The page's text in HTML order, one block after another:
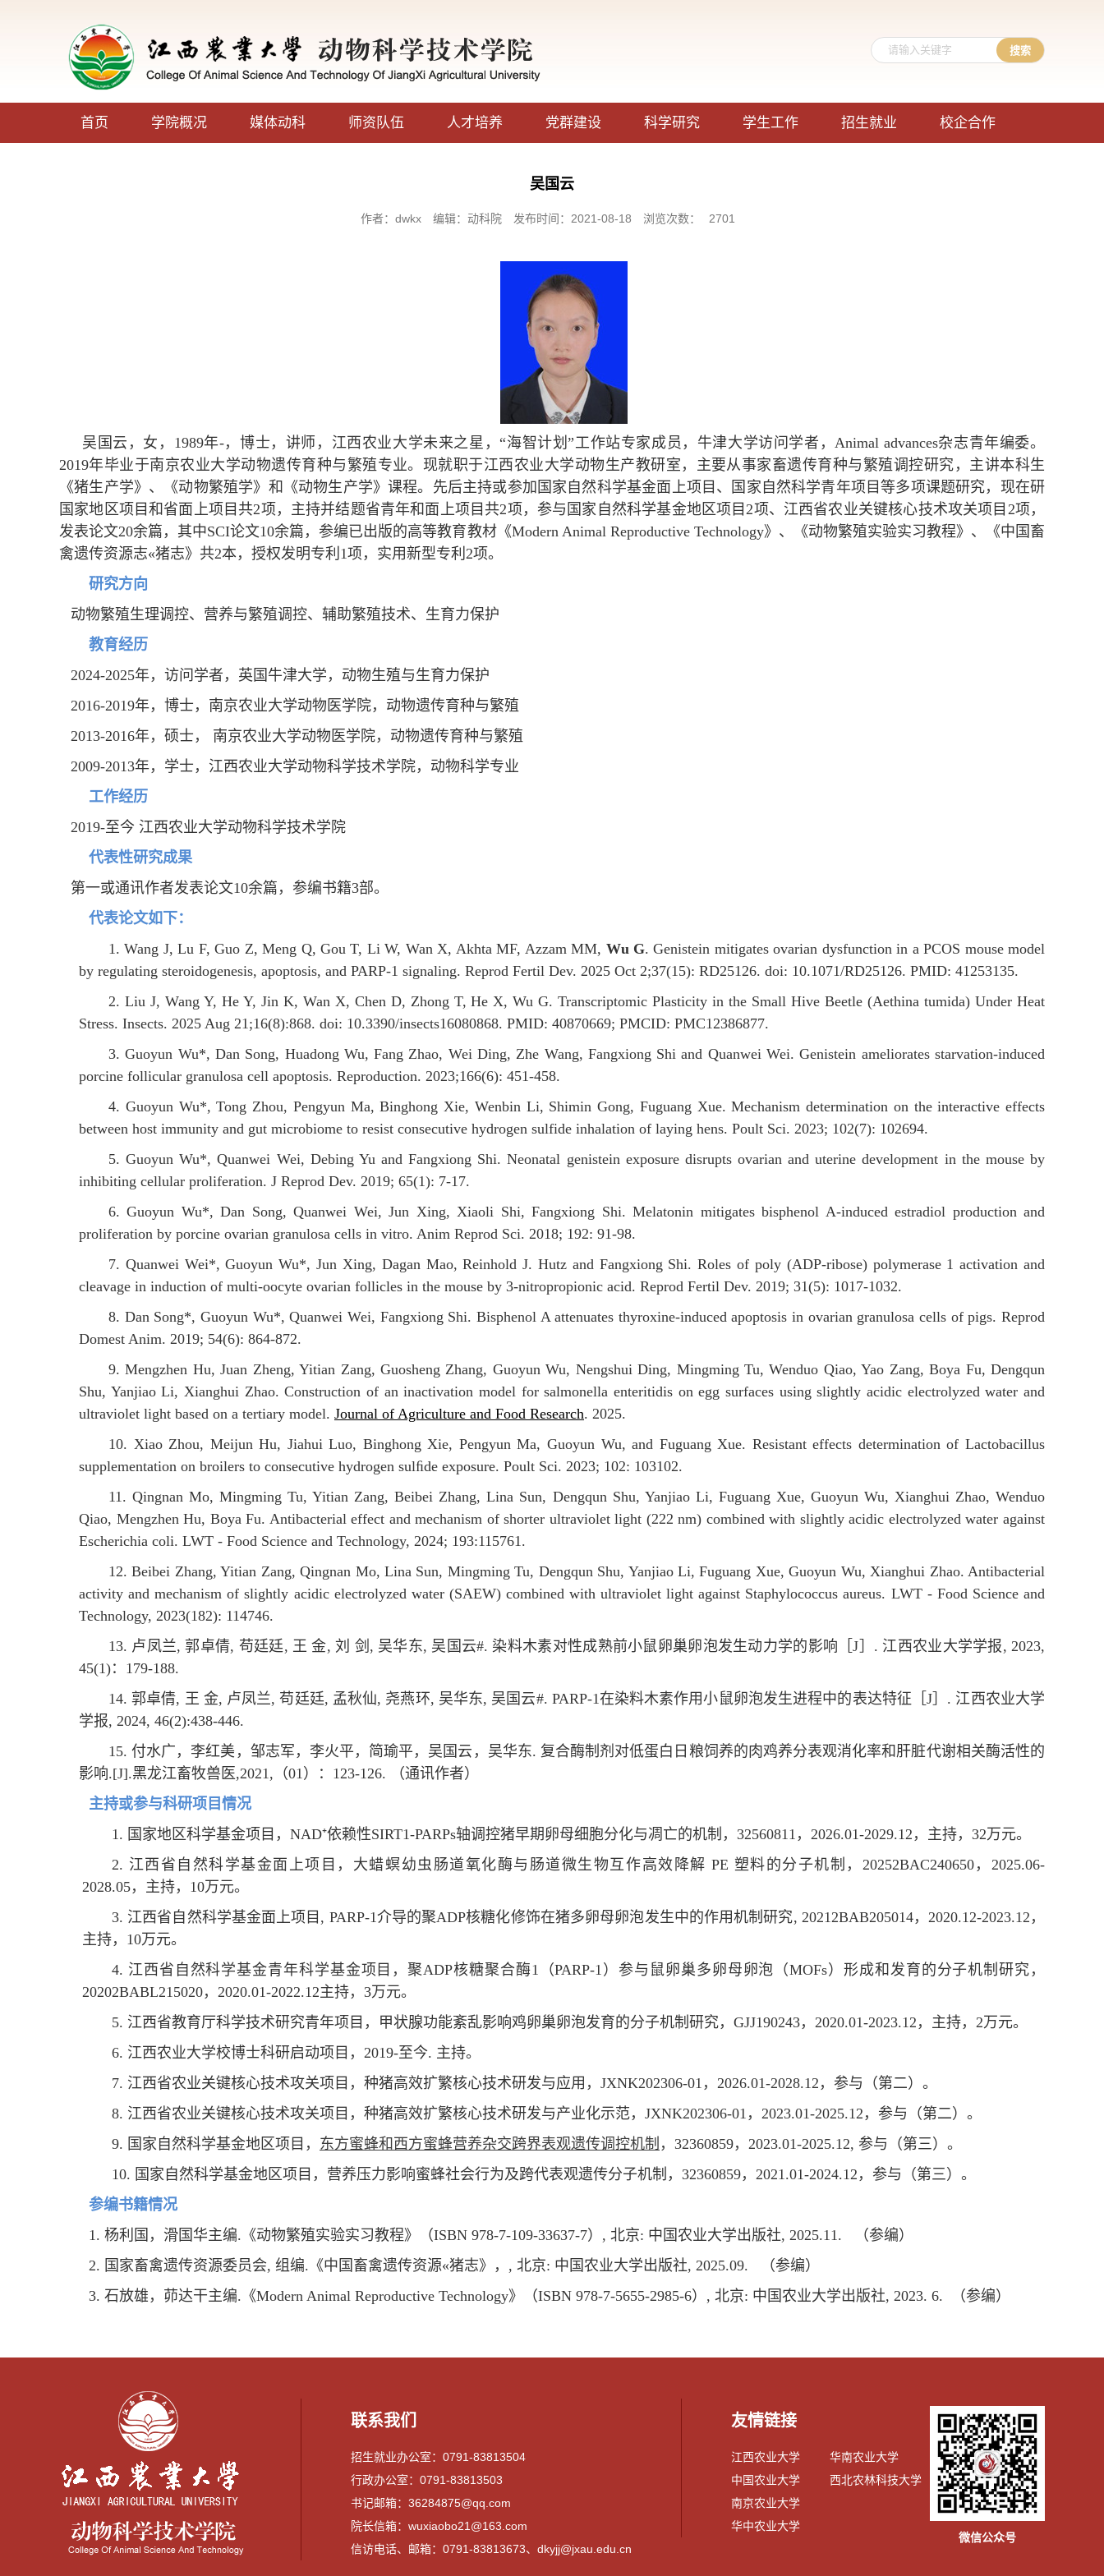
首页 学院概况 媒体动科 师资队伍 人才培养 党群建设 科学研究 学生工作 招生就业 校企合作
吴国云
作者：dwkx 编辑：动科院 发布时间：2021-08-18 浏览次数： 2701
吴国云，女，1989年-，博士，讲师，江西农业大学未来之星，“海智计划”工作站专家成员，牛津大学访问学者，Animal advances杂志青年编委。
2019年毕业于南京农业大学动物遗传育种与繁殖专业。现就职于江西农业大学动物生产教研室，主要从事家畜遗传育种与繁殖调控研究，主讲本科生
《猪生产学》、《动物繁殖学》和《动物生产学》课程。 先后主持或参加国家自然科学基金面上项目、国家自然科学青年项目等多项课题研究，现在研
国家地区项目和省面上项目共2项，主持并结题省青年和面上项目共2项，参与国家自然科学基金地区项目2项、江西省农业关键核心技术攻关项目2项，
发表论文20余篇，其中SCI论文10余篇，参编已出版的高等教育教材《Modern Animal Reproductive Technology》、《动物繁殖实验实习教程》、《中国畜
禽遗传资源志«猪志》共2本，授权发明专利1项，实用新型专利2项。
研究方向
动物繁殖生理调控、营养与繁殖调控、辅助繁殖技术、生育力保护
教育经历
2024-2025年，访问学者，英国牛津大学，动物生殖与生育力保护
2016-2019年，博士，南京农业大学动物医学院，动物遗传育种与繁殖
2013-2016年，硕士， 南京农业大学动物医学院，动物遗传育种与繁殖
2009-2013年，学士，江西农业大学动物科学技术学院，动物科学专业
工作经历
2019-至今 江西农业大学动物科学技术学院
代表性研究成果
第一或通讯作者发表论文10余篇，参编书籍3部。
代表论文如下：
1. Wang J, Lu F, Guo Z, Meng Q, Gou T, Li W, Wan X, Akhta MF, Azzam MM, Wu G.Genistein mitigates ovarian dysfunction in a PCOS mouse model
by regulating steroidogenesis, apoptosis, and PARP-1 signaling. Reprod Fertil Dev. 2025 Oct 2;37(15): RD25126. doi: 10.1071/RD25126. PMID: 41253135.
2. Liu J, Wang Y, He Y, Jin K, Wan X, Chen D, Zhong T, He X, Wu G. Transcriptomic Plasticity in the Small Hive Beetle (Aethina tumida) Under Heat
Stress. Insects. 2025 Aug 21;16(8):868. doi: 10.3390/insects16080868. PMID: 40870669; PMCID: PMC12386877.
3. Guoyun Wu*, Dan Song, Huadong Wu, Fang Zhao, Wei Ding, Zhe Wang, Fangxiong Shi and Quanwei Wei. Genistein ameliorates starvation-induced
porcine follicular granulosa cell apoptosis. Reproduction. 2023;166(6): 451-458.
4. Guoyun Wu*, Tong Zhou, Pengyun Ma, Binghong Xie, Wenbin Li, Shimin Gong, Fuguang Xue. Mechanism determination on the interactive effects
between host immunity and gut microbiome to resist consecutive hydrogen sulfide inhalation of laying hens. Poult Sci. 2023; 102(7): 102694.
5. Guoyun Wu*, Quanwei Wei, Debing Yu and Fangxiong Shi. Neonatal genistein exposure disrupts ovarian and uterine development in the mouse by
inhibiting cellular proliferation. J Reprod Dev. 2019; 65(1): 7-17.
6. Guoyun Wu*, Dan Song, Quanwei Wei, Jun Xing, Xiaoli Shi, Fangxiong Shi. Melatonin mitigates bisphenol A-induced estradiol production and
proliferation by porcine ovarian granulosa cells in vitro. Anim Reprod Sci. 2018; 192: 91-98.
7. Quanwei Wei*, Guoyun Wu*, Jun Xing, Dagan Mao, Reinhold J. Hutz and Fangxiong Shi. Roles of poly (ADP-ribose) polymerase 1 activation and
cleavage in induction of multi-oocyte ovarian follicles in the mouse by 3-nitropropionic acid. Reprod Fertil Dev. 2019; 31(5): 1017-1032.
8. Dan Song*, Guoyun Wu*, Quanwei Wei, Fangxiong Shi. Bisphenol A attenuates thyroxine-induced apoptosis in ovarian granulosa cells of pigs. Reprod
Domest Anim. 2019; 54(6): 864-872.
9. Mengzhen Hu, Juan Zheng, Yitian Zang, Guosheng Zhang, Guoyun Wu, Nengshui Ding, Mingming Tu, Wenduo Qiao, Yao Zang, Boya Fu, Dengqun
Shu, Yanjiao Li, Xianghui Zhao. Construction of an inactivation model for salmonella enteritidis on egg surfaces using slightly acidic electrolyzed water and
ultraviolet light based on a tertiary model. Journal of Agriculture and Food Research. 2025.
10. Xiao Zhou, Meijun Hu, Jiahui Luo, Binghong Xie, Pengyun Ma, Guoyun Wu, and Fuguang Xue. Resistant effects determination of Lactobacillus
supplementation on broilers to consecutive hydrogen sulﬁde exposure. Poult Sci. 2023; 102: 103102.
11. Qingnan Mo, Mingming Tu, Yitian Zang, Beibei Zhang, Lina Sun, Dengqun Shu, Yanjiao Li, Fuguang Xue, Guoyun Wu, Xianghui Zhao, Wenduo
Qiao, Mengzhen Hu, Boya Fu. Antibacterial effect and mechanism of shorter ultraviolet light (222 nm) combined with slightly acidic electrolyzed water against
Escherichia coli. LWT - Food Science and Technology, 2024; 193:115761.
12. Beibei Zhang, Yitian Zang, Qingnan Mo, Lina Sun, Mingming Tu, Dengqun Shu, Yanjiao Li, Fuguang Xue, Guoyun Wu, Xianghui Zhao. Antibacterial
activity and mechanism of slightly acidic electrolyzed water (SAEW) combined with ultraviolet light against Staphylococcus aureus. LWT - Food Science and
Technology, 2023(182): 114746.
13. 卢凤兰, 郭卓倩, 苟廷廷, 王 金, 刘 剑, 吴华东, 吴国云#. 染料木素对性成熟前小鼠卵巢卵泡发生动力学的影响［J］. 江西农业大学学报, 2023,
45(1)：179-188.
14. 郭卓倩, 王 金, 卢凤兰, 苟廷廷, 孟秋仙, 尧燕环, 吴华东, 吴国云#. PARP-1在染料木素作用小鼠卵泡发生进程中的表达特征［J］. 江西农业大学
学报, 2024, 46(2):438-446.
15. 付水广，李红美，邹志军，李火平，简瑜平，吴国云，吴华东. 复合酶制剂对低蛋白日粮饲养的肉鸡养分表观消化率和肝脏代谢相关酶活性的
影响.[J].黑龙江畜牧兽医,2021,（01）：123-126. （通讯作者）
主持或参与科研项目情况
1. 国家地区科学基金项目，NAD⁺依赖性SIRT1-PARPs轴调控猪早期卵母细胞分化与凋亡的机制，32560811，2026.01-2029.12， 主持，32万元。
2. 江西省自然科学基金面上项目，大蜡螟幼虫肠道氧化酶与肠道微生物互作高效降解 PE 塑料的分子机制，20252BAC240650，2025.06-
2028.05，主持，10万元。
3. 江西省自然科学基金面上项目, PARP-1介导的聚ADP核糖化修饰在猪多卵母卵泡发生中的作用机制研究, 20212BAB205014，2020.12-2023.12，
主持，10万元。
4. 江西省自然科学基金青年科学基金项目，聚ADP核糖聚合酶1（PARP-1）参与鼠卵巢多卵母卵泡（MOFs）形成和发育的分子机制研究，
20202BABL215020，2020.01-2022.12主持，3万元。
5. 江西省教育厅科学技术研究青年项目，甲状腺功能紊乱影响鸡卵巢卵泡发育的分子机制研究，GJJ190243，2020.01-2023.12，主持，2万元。
6. 江西农业大学校博士科研启动项目，2019-至今. 主持。
7. 江西省农业关键核心技术攻关项目，种猪高效扩繁核心技术研发与应用，JXNK202306-01，2026.01-2028.12，参与（第二）。
8. 江西省农业关键核心技术攻关项目 ，种猪高效扩繁核心技术研发与产业化示范，JXNK202306-01，2023.01-2025.12，参与（第二）。
9. 国家自然科学基金地区项目， 东方蜜蜂和西方蜜蜂营养杂交跨界表观遗传调控机制 ，32360859，2023.01-2025.12, 参与 （第三）。
10. 国家自然科学基金地区项目，营养压力影响蜜蜂社会行为及跨代表观遗传分子机制，32360859，2021.01-2024.12，参与（第三）。
参编书籍情况
1. 杨利国 ，滑国华主编.《动物繁殖实验实习教程》（ISBN 978-7-109-33637-7）, 北京: 中国农业大学出版社, 2025.11. （参编）
2. 国家畜禽遗传资源委员会, 组编.《中国畜禽遗传资源«猪志》，, 北京: 中国农业大学出版社, 2025.09. （参编）
3. 石放雄，茆达干主编.《Modern Animal Reproductive Technology》（ISBN 978-7-5655-2985-6）, 北京: 中国农业大学出版社, 2023. 6. （参编）
联系我们
招生就业办公室：0791-83813504
行政办公室：0791-83813503
书记邮箱：36284875@qq.com
院长信箱：wuxiaobo21@163.com
信访电话、邮箱：0791-83813673、dkyjj@jxau.edu.cn
友情链接
江西农业大学
中国农业大学
南京农业大学
华中农业大学
华南农业大学
西北农林科技大学
微信公众号